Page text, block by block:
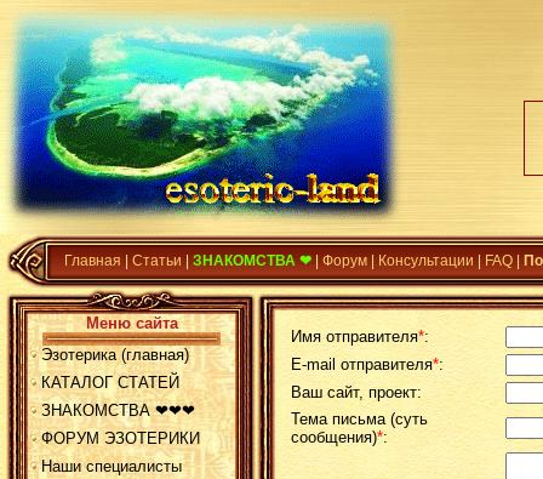
Главная Статьи ЗНАКОМСТВА ❤ Форум Консультации FAQ
Меню сайта
Эзотерика (главная)
КАТАЛОГ СТАТЕЙ
ЗНАКОМСТВА ❤❤❤
ФОРУМ ЭЗОТЕРИКИ
Наши специалисты
Имя отправителя*:
E-mail отправителя*:
Ваш сайт, проект:
Тема письма (суть
сообщения)*: